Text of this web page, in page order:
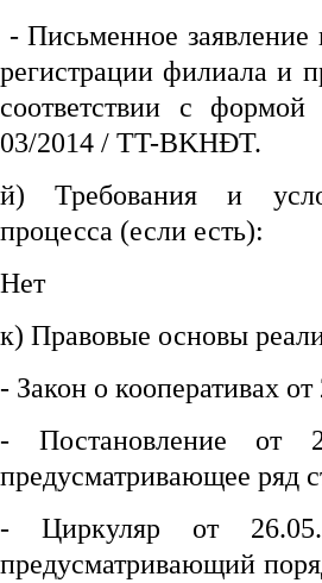
- Письменное заявление
регистрации филиала и
соответствии с
03/2014 / TT-BKHĐT.
й) Требования и
процесса (если есть):
Нет
к) Правовые основы
- Закон о кооперативах
- Постановление
предусматривающее ряд
- Циркуляр от
предусматривающий